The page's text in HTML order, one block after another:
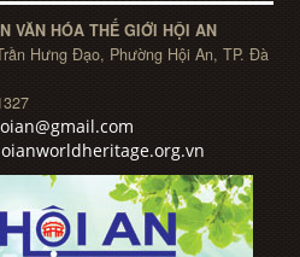
VĂN HÓA THẾ GIỚI HỘI AN
Hưng Đạo, Phường Hội An, TP. Đà